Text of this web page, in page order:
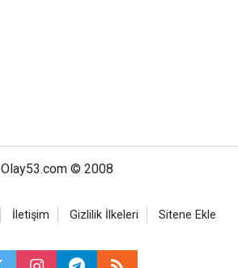
Olay53.com © 2008
İletişim Gizlilik İlkeleri Sitene Ekle